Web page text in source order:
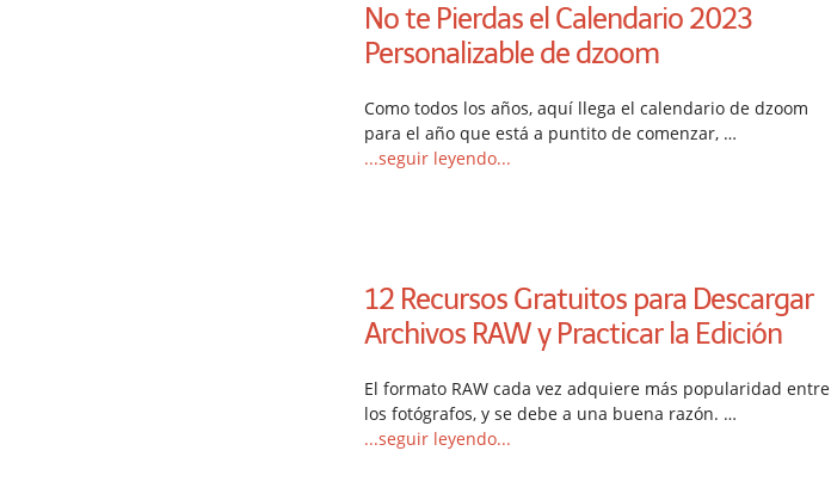
No te Pierdas el Calendario 2023
Personalizable de dzoom
Como todos los años, aquí llega el calendario de dzoom
para el año que está a puntito de comenzar, …
...seguir leyendo...
12 Recursos Gratuitos para Descargar
Archivos RAW y Practicar la Edición
El formato RAW cada vez adquiere más popularidad entre
los fotógrafos, y se debe a una buena razón. …
...seguir leyendo...